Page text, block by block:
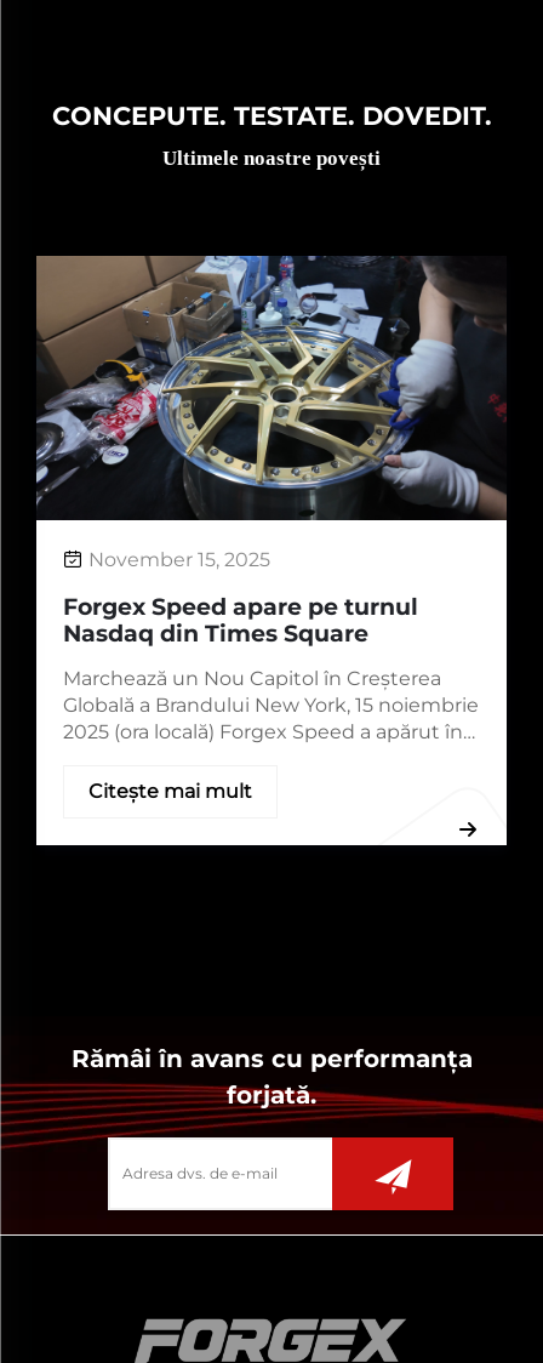
CONCEPUTE. TESTATE. DOVEDIT.
Ultimele noastre povești
November 15, 2025
Forgex Speed apare pe turnul
Nasdaq din Times Square
Marchează un Nou Capitol în Creșterea
Globală a Brandului New York, 15 noiembrie
2025 (ora locală) Forgex Speed a apărut în
din Times Square, New York — unul dintre
Citește mai mult
Rămâi în avans cu performanța
forjată.